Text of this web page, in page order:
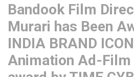
Bandook Film
Murari has Been
INDIA BRAND
Animation Ad-